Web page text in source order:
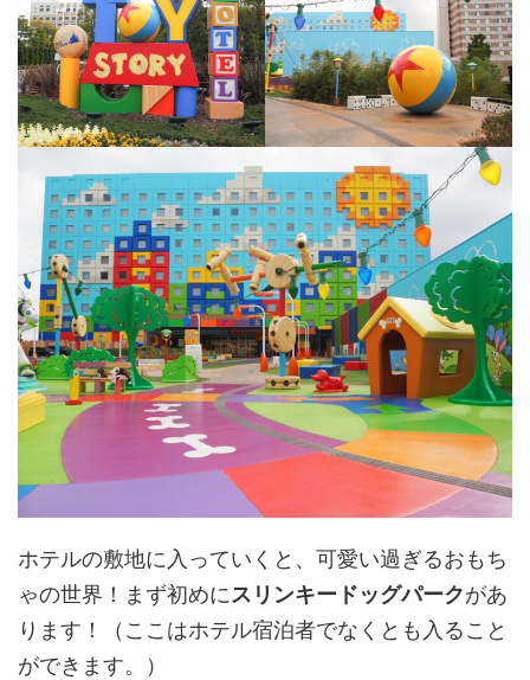
ホテルの敷地に入っていくと、可愛い過ぎるおもち
ゃの世界！まず初めにスリンキードッグパークがあ
ります！（ここはホテル宿泊者でなくとも入ること
ができます。）